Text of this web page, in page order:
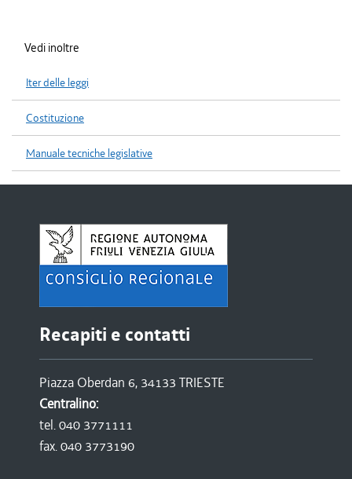
Vedi inoltre
Iter delle leggi
Costituzione
Manuale tecniche legislative
Recapiti e contatti
Piazza Oberdan 6, 34133 TRIESTE
Centralino:
tel. 040 3771111
fax. 040 3773190